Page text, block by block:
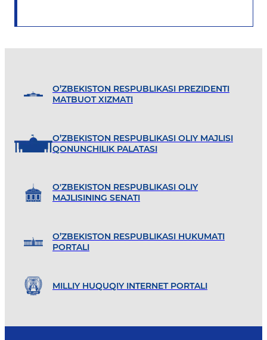
O’ZBEKISTON RESPUBLIKASI PREZIDENTI
MATBUOT XIZMATI
O’ZBEKISTON RESPUBLIKASI OLIY MAJLISI
QONUNCHILIK PALATASI
O'ZBEKISTON RESPUBLIKASI OLIY
MAJLISINING SENATI
O’ZBEKISTON RESPUBLIKASI HUKUMATI
PORTALI
MILLIY HUQUQIY INTERNET PORTALI